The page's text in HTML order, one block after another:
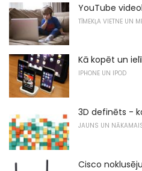
YouTube
TĪMEKĻA VIETNE UN
Kā kopēt un
IPHONE UN IPOD
3D definēts -
JAUNS UN
Cisco